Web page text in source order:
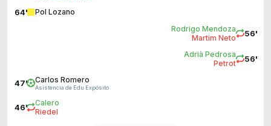
64' Pol Lozano
56'
Rodrigo Mendoza
Martim Neto
56'
Adrià Pedrosa
Petrot
47' Carlos Romero
Asistencia de Edu Expósito
46'
Calero
Riedel